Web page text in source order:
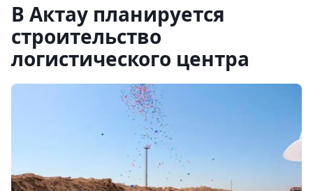
В Актау планируется
строительство
логистического центра